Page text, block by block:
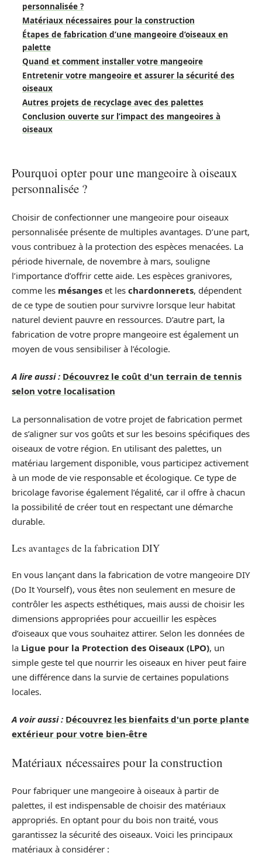
personnalisée ?
Matériaux nécessaires pour la construction
Étapes de fabrication d’une mangeoire d’oiseaux en
palette
Quand et comment installer votre mangeoire
Entretenir votre mangeoire et assurer la sécurité des
oiseaux
Autres projets de recyclage avec des palettes
Conclusion ouverte sur l’impact des mangeoires à
oiseaux
Pourquoi opter pour une mangeoire à oiseaux
personnalisée ?
Choisir de confectionner une mangeoire pour oiseaux
personnalisée présente de multiples avantages. D’une part,
vous contribuez à la protection des espèces menacées. La
période hivernale, de novembre à mars, souligne
l’importance d’offrir cette aide. Les espèces granivores,
comme les mésanges et les chardonnerets, dépendent
de ce type de soutien pour survivre lorsque leur habitat
naturel devient pauvre en ressources. D’autre part, la
fabrication de votre propre mangeoire est également un
moyen de vous sensibiliser à l’écologie.
A lire aussi : Découvrez le coût d'un terrain de tennis
selon votre localisation
La personnalisation de votre projet de fabrication permet
de s’aligner sur vos goûts et sur les besoins spécifiques des
oiseaux de votre région. En utilisant des palettes, un
matériau largement disponible, vous participez activement
à un mode de vie responsable et écologique. Ce type de
bricolage favorise également l’égalité, car il offre à chacun
la possibilité de créer tout en respectant une démarche
durable.
Les avantages de la fabrication DIY
En vous lançant dans la fabrication de votre mangeoire DIY
(Do It Yourself), vous êtes non seulement en mesure de
contrôler les aspects esthétiques, mais aussi de choisir les
dimensions appropriées pour accueillir les espèces
d’oiseaux que vous souhaitez attirer. Selon les données de
la Ligue pour la Protection des Oiseaux (LPO), un
simple geste tel que nourrir les oiseaux en hiver peut faire
une différence dans la survie de certaines populations
locales.
A voir aussi : Découvrez les bienfaits d'un porte plante
extérieur pour votre bien-être
Matériaux nécessaires pour la construction
Pour fabriquer une mangeoire à oiseaux à partir de
palettes, il est indispensable de choisir des matériaux
appropriés. En optant pour du bois non traité, vous
garantissez la sécurité des oiseaux. Voici les principaux
matériaux à considérer :